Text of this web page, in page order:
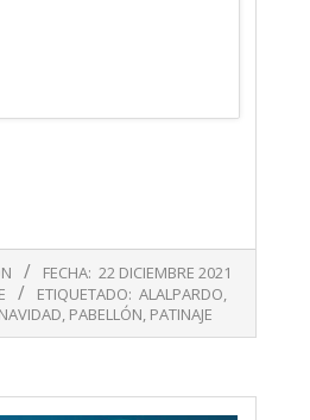
FECHA: 22 DICIEMBRE 2021
ETIQUETADO: ALALPARDO,
NAVIDAD, PABELLÓN, PATINAJE